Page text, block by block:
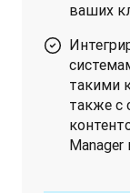
ваших
такими
также с